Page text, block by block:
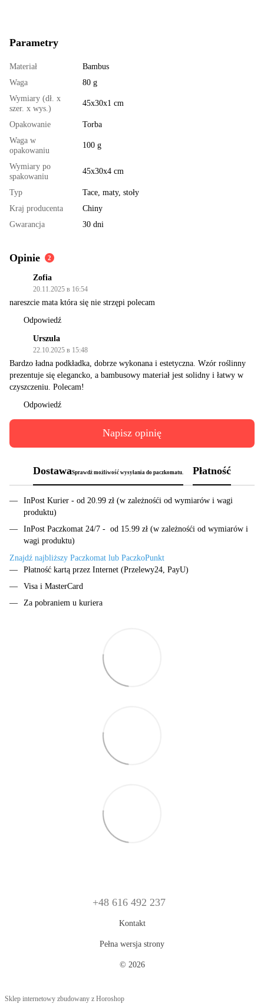
Parametry
Materiał
Bambus
Waga
80 g
Wymiary (dł. x
szer. x wys.)
45х30х1 cm
Opakowanie
Torba
Waga w
opakowaniu
100 g
Wymiary po
spakowaniu
45х30х4 cm
Typ
Tace, maty, stoły
Kraj producenta
Chiny
Gwarancja
30 dni
Opinie 2
Zofia
20.11.2025 в 16:54
nareszcie mata która się nie strzępi polecam
Odpowiedź
Urszula
22.10.2025 в 15:48
Bardzo ładna podkładka, dobrze wykonana i estetyczna. Wzór roślinny
prezentuje się elegancko, a bambusowy materiał jest solidny i łatwy w
czyszczeniu. Polecam!
Odpowiedź
Napisz opinię
DostawaSprawdż możliwość wysyłania do paczkomatu. Płatność
InPost Kurier - od 20.99 zł (w zależnośći od wymiarów i wagi
produktu)
InPost Paczkomat 24/7 - od 15.99 zł (w zależnośći od wymiarów i
wagi produktu)
Znajdź najbliższy Paczkomat lub PaczkoPunkt
Płatność kartą przez Internet (Przelewy24, PayU)
Visa i MasterCard
Za pobraniem u kuriera
+48 616 492 237
Kontakt
Pełna wersja strony
© 2026
Sklep internetowy zbudowany z Horoshop